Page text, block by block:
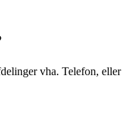
vha. Telefon, eller